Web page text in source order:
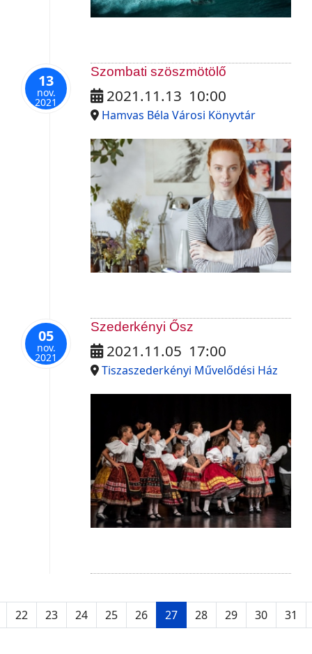
13
nov.
2021
Szombati szöszmötölő
2021.11.13 10:00
Hamvas Béla Városi Könyvtár
05
nov.
2021
Szederkényi Ősz
2021.11.05 17:00
Tiszaszederkényi Művelődési Ház
22 23 24 25 26 27 28 29 30 31